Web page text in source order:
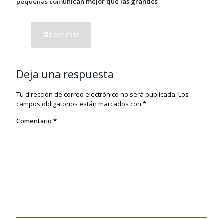
Leer más
Deja una respuesta
Tu dirección de correo electrónico no será publicada. Los
campos obligatorios están marcados con *
Comentario *